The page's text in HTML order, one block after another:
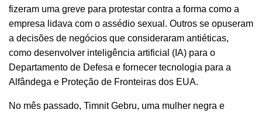
fizeram uma greve para protestar contra a forma como a
empresa lidava com o assédio sexual. Outros se opuseram
a decisões de negócios que consideraram antiéticas,
como desenvolver inteligência artificial (IA) para o
Departamento de Defesa e fornecer tecnologia para a
Alfândega e Proteção de Fronteiras dos EUA.
No mês passado, Timnit Gebru, uma mulher negra e